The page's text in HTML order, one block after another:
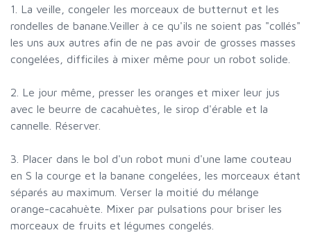
1. La veille, congeler les morceaux de butternut et les
rondelles de banane.Veiller à ce qu'ils ne soient pas "collés"
les uns aux autres afin de ne pas avoir de grosses masses
congelées, difficiles à mixer même pour un robot solide.
2. Le jour même, presser les oranges et mixer leur jus
avec le beurre de cacahuètes, le sirop d'érable et la
cannelle. Réserver.
3. Placer dans le bol d'un robot muni d'une lame couteau
en S la courge et la banane congelées, les morceaux étant
séparés au maximum. Verser la moitié du mélange
orange-cacahuète. Mixer par pulsations pour briser les
morceaux de fruits et légumes congelés.